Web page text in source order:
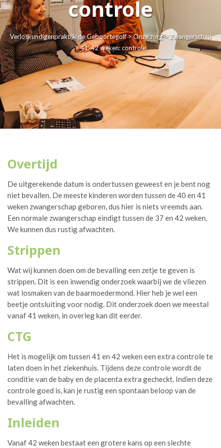
controle
Verloskundigenpraktijk de Geboortegolf>Onze zorg>Zwangerschap
>41-42 weken: controle
Overtijd
De uitgerekende datum is ondertussen geweest en je bent nog
niet bevallen. De meeste kinderen worden tussen de 40 en 41
weken zwangerschap geboren, dus hier is niets vreemds aan.
Een normale zwangerschap eindigt tussen de 37 en 42 weken.
We kunnen dus rustig afwachten.
Strippen
Wat wij kunnen doen om de bevalling een zetje te geven is
strippen. Dit is een inwendig onderzoek waarbij we de vliezen
wat losmaken van de baarmoedermond. Hier heb je wel een
beetje ontsluiting voor nodig. Dit onderzoek doen we meestal
vanaf 41 weken, in overleg kan dit eerder.
CTG
Het is mogelijk om tussen 41 en 42 weken een extra controle te
laten doen in het ziekenhuis. Tijdens deze controle wordt de
conditie van de baby en de placenta extra gecheckt. Indien deze
controle goed is, kan je rustig een spontaan beloop van de
bevalling afwachten.
Inleiden
Vanaf 42 weken bestaat een grotere kans op een slechte